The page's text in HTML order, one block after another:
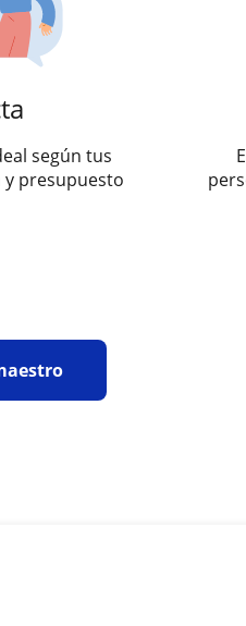
según tus
y presupuesto